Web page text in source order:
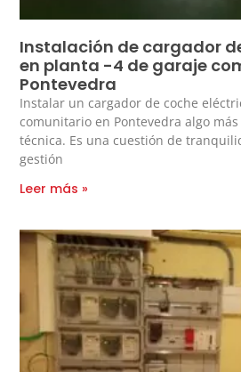
Instalación de cargador
en planta -4 de garaje
Pontevedra
Instalar un cargador de coche
comunitario en Pontevedra algo
técnica. Es una cuestión de
gestión
Leer más »